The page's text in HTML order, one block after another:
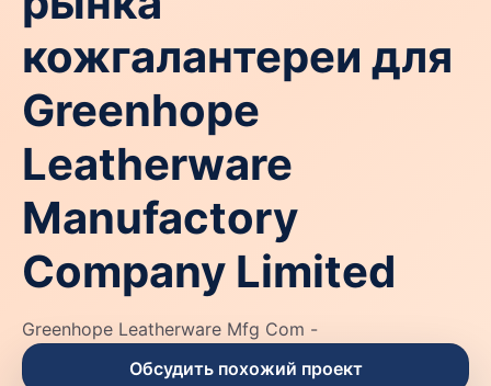
кожгалантереи для
Greenhope
Leatherware
Manufactory
Company Limited
Greenhope Leatherware Mfg Com -
Обсудить похожий проект